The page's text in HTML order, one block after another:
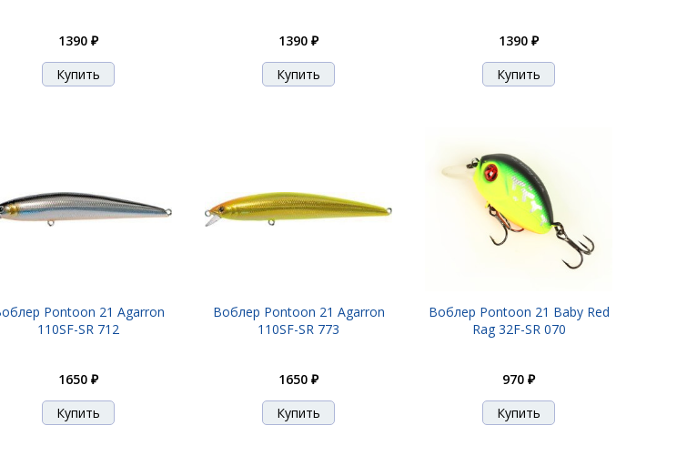
1390 ₽ 1390 ₽ 1390 ₽
Pontoon 21 Agarron
110SF-SR 712
1650 ₽
Воблер Pontoon 21 Agarron
110SF-SR 773
1650 ₽
Воблер Pontoon 21 Baby Red
Rag 32F-SR 070
970 ₽